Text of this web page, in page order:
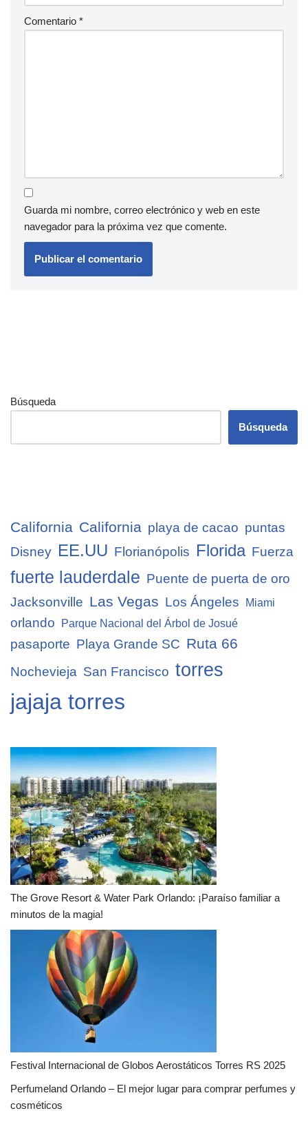
Comentario *
Guarda mi nombre, correo electrónico y web en este
navegador para la próxima vez que comente.
Búsqueda
Búsqueda
California California playa de cacao puntas
Disney
EE.UU Florianópolis Florida Fuerza
fuerte lauderdale Puente de puerta de oro
Jacksonville Las Vegas Los Ángeles Miami
orlando Parque Nacional del Árbol de Josué
pasaporte Playa Grande SC Ruta 66
Nochevieja San Francisco torres
jajaja torres
The Grove Resort & Water Park Orlando: ¡Paraíso familiar a
minutos de la magia!
Festival Internacional de Globos Aerostáticos Torres RS 2025
Perfumeland Orlando – El mejor lugar para comprar perfumes y
cosméticos